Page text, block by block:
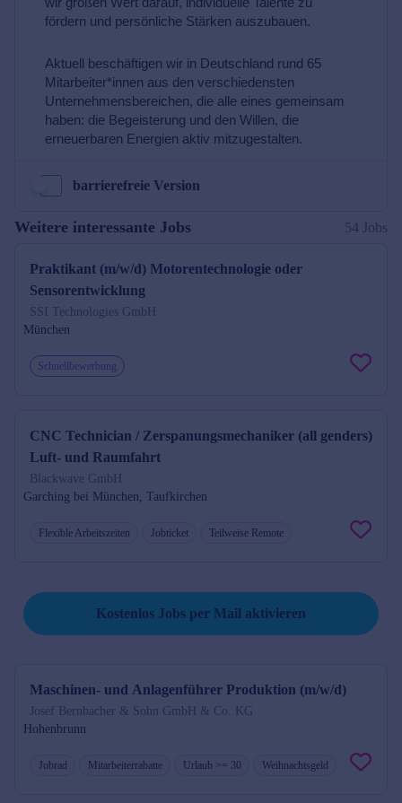
barrierefreie Version
Weitere interessante Jobs 54 Jobs
Praktikant (m/w/d) Motorentechnologie oder
Sensorentwicklung
SSI Technologies GmbH
München
Schnellbewerbung
CNC Technician / Zerspanungsmechaniker (all genders)
Luft- und Raumfahrt
Blackwave GmbH
Garching bei München, Taufkirchen
Flexible Arbeitszeiten Jobticket Teilweise Remote
Kostenlos Jobs per Mail aktivieren
Maschinen- und Anlagenführer Produktion (m/w/d)
Josef Bernbacher & Sohn GmbH & Co. KG
Hohenbrunn
Jobrad Mitarbeiterrabatte Urlaub >= 30 Weihnachtsgeld